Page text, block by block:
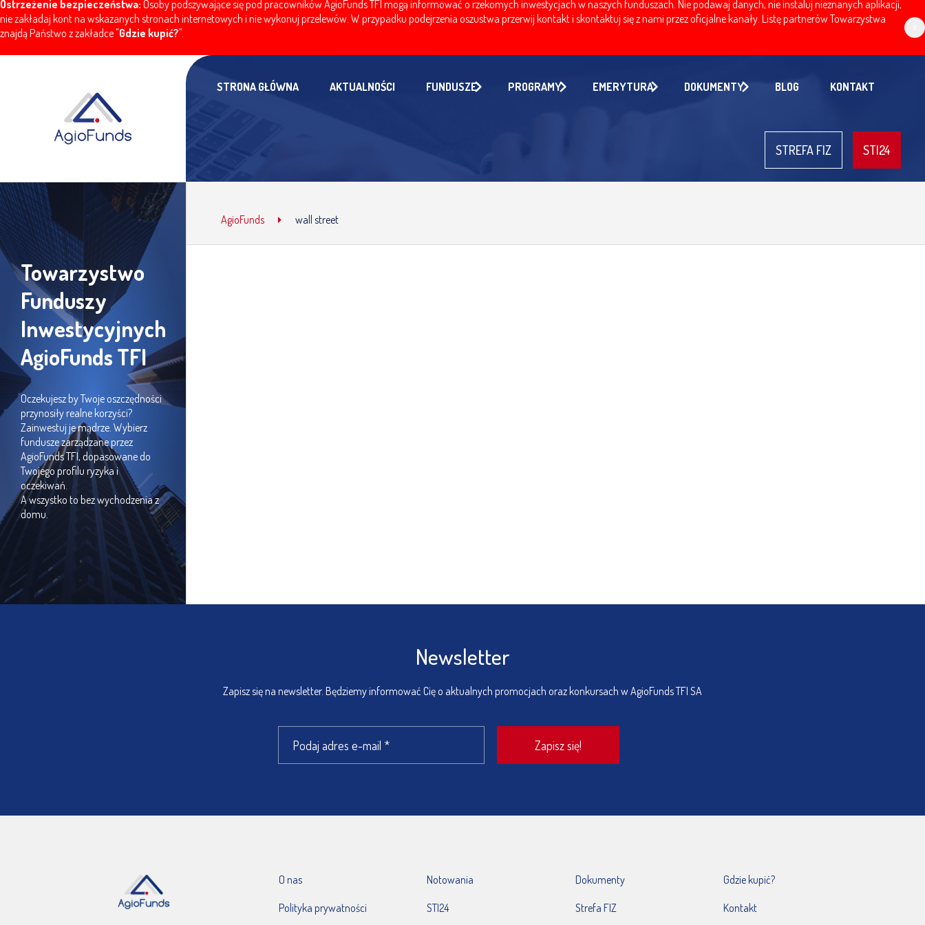
Ostrzeżenie bezpieczeństwa: Osoby podszywające się pod pracowników AgioFunds TFI mogą informować o rzekomych inwestycjach w naszych funduszach. Nie podawaj danych, nie instaluj nieznanych aplikacji,
nie zakładaj kont na wskazanych stronach internetowych i nie wykonuj przelewów. W przypadku podejrzenia oszustwa przerwij kontakt i skontaktuj się z nami przez oficjalne kanały. Listę partnerów Towarzystwa
znajdą Państwo z zakładce "Gdzie kupić?".
STRONA GŁÓWNA AKTUALNOŚCI FUNDUSZE PROGRAMY EMERYTURA DOKUMENTY BLOG KONTAKT
STREFA FIZ STI24
Towarzystwo
Funduszy
Inwestycyjnych
AgioFunds TFI
Oczekujesz by Twoje oszczędności
przynosiły realne korzyści?
Zainwestuj je mądrze. Wybierz
fundusze zarządzane przez
AgioFunds TFI, dopasowane do
Twojego profilu ryzyka i
oczekiwań.
A wszystko to bez wychodzenia z
domu.
AgioFunds wall street
Newsletter
Zapisz się na newsletter. Będziemy informować Cię o aktualnych promocjach oraz konkursach w AgioFunds TFI SA
O nas
Polityka prywatności
Notowania
STI24
Dokumenty
Strefa FIZ
Gdzie kupić?
Kontakt